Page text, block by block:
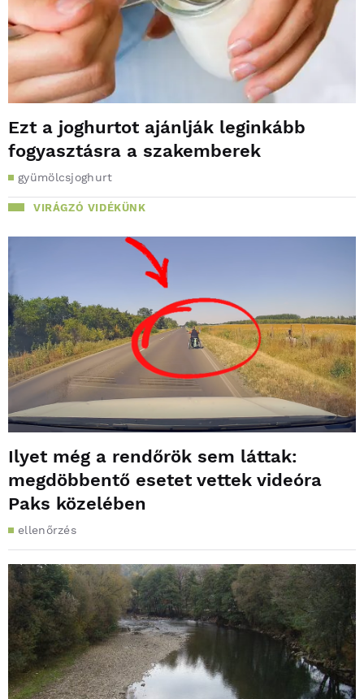
Ezt a joghurtot ajánlják leginkább
fogyasztásra a szakemberek
gyümölcsjoghurt
VIRÁGZÓ VIDÉKÜNK
Ilyet még a rendőrök sem láttak:
megdöbbentő esetet vettek videóra
Paks közelében
ellenőrzés